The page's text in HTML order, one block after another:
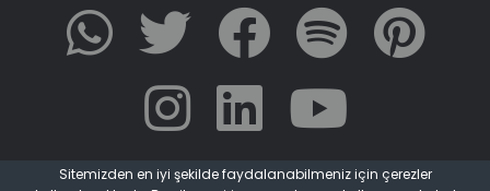
Sitemizden en iyi şekilde faydalanabilmeniz için çerezler